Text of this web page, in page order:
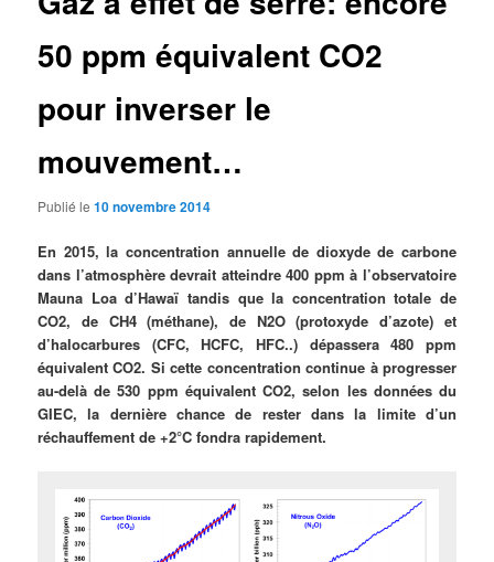
50 ppm équivalent CO2
pour inverser le
mouvement…
Publié le10 novembre 2014
En 2015, la concentration annuelle de dioxyde de carbone
dans l’atmosphère devrait atteindre 400 ppm à l’observatoire
Mauna Loa d’Hawaï tandis que la concentration totale de
CO2, de CH4 (méthane), de N2O (protoxyde d’azote) et
d’halocarbures (CFC, HCFC, HFC..) dépassera 480 ppm
équivalent CO2. Si cette concentration continue à progresser
au-delà de 530 ppm équivalent CO2, selon les données du
GIEC, la dernière chance de rester dans la limite d’un
réchauffement de +2°C fondra rapidement.